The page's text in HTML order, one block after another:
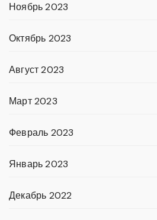
Ноябрь 2023
Октябрь 2023
Август 2023
Март 2023
Февраль 2023
Январь 2023
Декабрь 2022